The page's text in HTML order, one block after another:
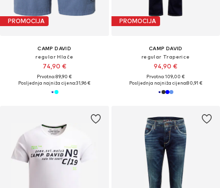
PROMOCIJA
CAMP DAVID
regular Hlače
74,90 €
Prvotno: 89,90 €
Posljednja najniža cijena:31,96 €
PROMOCIJA
CAMP DAVID
regular Traperice
94,90 €
Prvotno: 109,00 €
Posljednja najniža cijena:80,91 €